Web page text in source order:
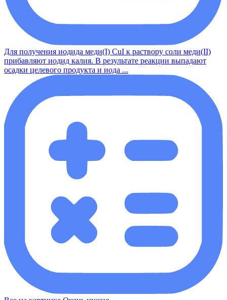
Для получения иодида меди(I) CuI к раствору соли меди(II)
прибавляют иодид калия. В результате реакции выпадают
осадки целевого продукта и иода ...